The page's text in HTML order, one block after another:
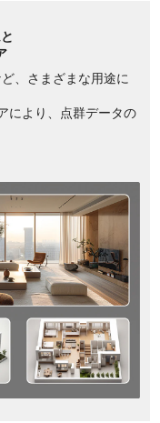
、さまざまな用途に
により、点群データの